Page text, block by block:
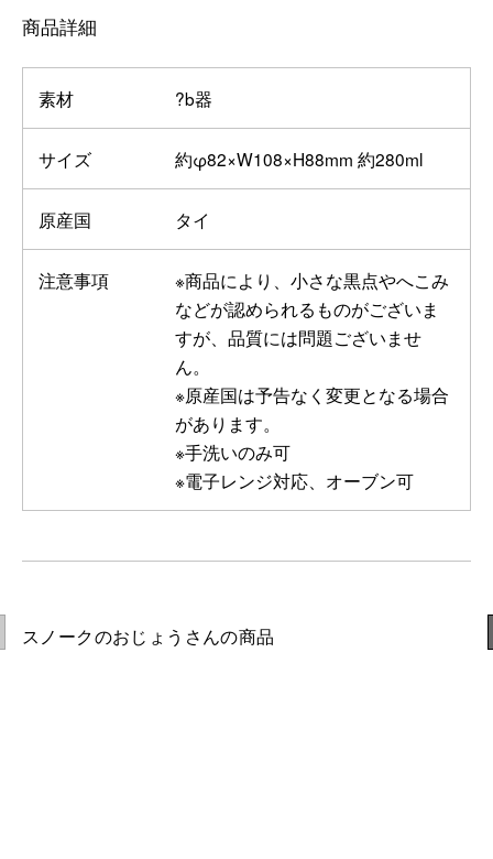
商品詳細
素材 ?b器
サイズ 約φ82×W108×H88mm 約280ml
原産国 タイ
注意事項
※商品により、小さな黒点やへこみ
などが認められるものがございま
すが、品質には問題ございませ
ん。
※原産国は予告なく変更となる場合
があります。
※手洗いのみ可
※電子レンジ対応、オーブン可
スノークのおじょうさんの商品